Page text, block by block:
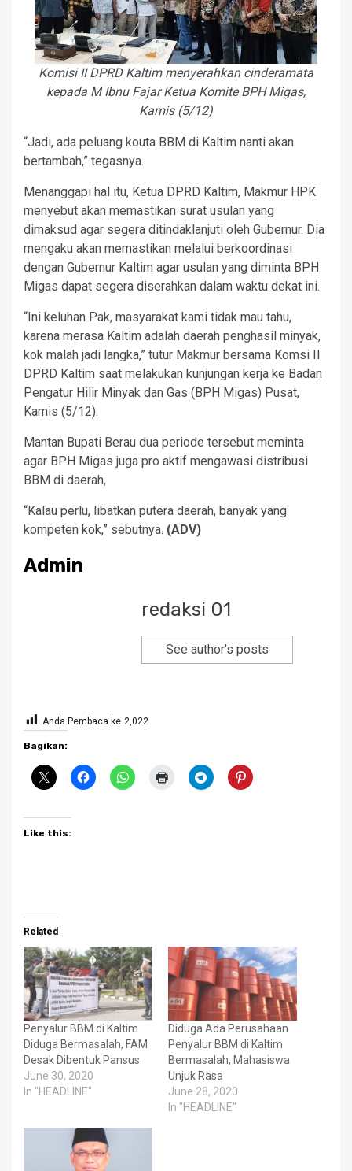
Komisi II DPRD Kaltim menyerahkan cinderamata
kepada M Ibnu Fajar Ketua Komite BPH Migas,
Kamis (5/12)
“Jadi, ada peluang kouta BBM di Kaltim nanti akan
bertambah,” tegasnya.
Menanggapi hal itu, Ketua DPRD Kaltim, Makmur HPK
menyebut akan memastikan surat usulan yang
dimaksud agar segera ditindaklanjuti oleh Gubernur. Dia
mengaku akan memastikan melalui berkoordinasi
dengan Gubernur Kaltim agar usulan yang diminta BPH
Migas dapat segera diserahkan dalam waktu dekat ini.
“Ini keluhan Pak, masyarakat kami tidak mau tahu,
karena merasa Kaltim adalah daerah penghasil minyak,
kok malah jadi langka,” tutur Makmur bersama Komsi II
DPRD Kaltim saat melakukan kunjungan kerja ke Badan
Pengatur Hilir Minyak dan Gas (BPH Migas) Pusat,
Kamis (5/12).
Mantan Bupati Berau dua periode tersebut meminta
agar BPH Migas juga pro aktif mengawasi distribusi
BBM di daerah,
“Kalau perlu, libatkan putera daerah, banyak yang
kompeten kok,” sebutnya. (ADV)
Admin
redaksi 01
See author's posts
Anda Pembaca ke 2,022
Bagikan:
Like this:
Related
Penyalur BBM di Kaltim
Diduga Bermasalah, FAM
Desak Dibentuk Pansus
June 30, 2020
In "HEADLINE"
Diduga Ada Perusahaan
Penyalur BBM di Kaltim
Bermasalah, Mahasiswa
Unjuk Rasa
June 28, 2020
In "HEADLINE"